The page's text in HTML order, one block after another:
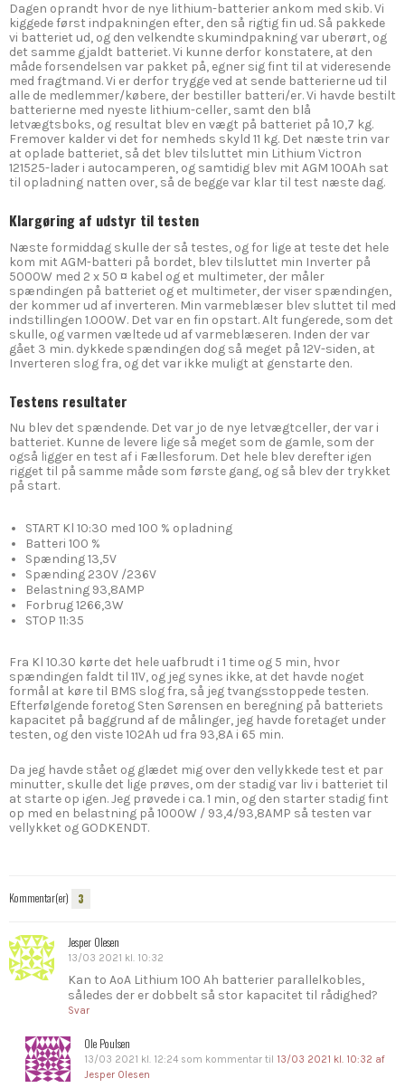
Dagen oprandt hvor de nye lithium-batterier ankom med skib. Vi
kiggede først indpakningen efter, den så rigtig fin ud. Så pakkede
vi batteriet ud, og den velkendte skumindpakning var uberørt, og
det samme gjaldt batteriet. Vi kunne derfor konstatere, at den
måde forsendelsen var pakket på, egner sig fint til at videresende
med fragtmand. Vi er derfor trygge ved at sende batterierne ud til
alle de medlemmer/købere, der bestiller batteri/er. Vi havde bestilt
batterierne med nyeste lithium-celler, samt den blå
letvægtsboks, og resultat blev en vægt på batteriet på 10,7 kg.
Fremover kalder vi det for nemheds skyld 11 kg. Det næste trin var
at oplade batteriet, så det blev tilsluttet min Lithium Victron
121525-lader i autocamperen, og samtidig blev mit AGM 100Ah sat
til opladning natten over, så de begge var klar til test næste dag.
Klargøring af udstyr til testen
Næste formiddag skulle der så testes, og for lige at teste det hele
kom mit AGM-batteri på bordet, blev tilsluttet min Inverter på
5000W med 2 x 50 ¤ kabel og et multimeter, der måler
spændingen på batteriet og et multimeter, der viser spændingen,
der kommer ud af inverteren. Min varmeblæser blev sluttet til med
indstillingen 1.000W. Det var en fin opstart. Alt fungerede, som det
skulle, og varmen væltede ud af varmeblæseren. Inden der var
gået 3 min. dykkede spændingen dog så meget på 12V-siden, at
Inverteren slog fra, og det var ikke muligt at genstarte den.
Testens resultater
Nu blev det spændende. Det var jo de nye letvægtceller, der var i
batteriet. Kunne de levere lige så meget som de gamle, som der
også ligger en test af i Fællesforum. Det hele blev derefter igen
rigget til på samme måde som første gang, og så blev der trykket
på start.
START Kl 10:30 med 100 % opladning
Batteri 100 %
Spænding 13,5V
Spænding 230V /236V
Belastning 93,8AMP
Forbrug 1266,3W
STOP 11:35
Fra Kl 10.30 kørte det hele uafbrudt i 1 time og 5 min, hvor
spændingen faldt til 11V, og jeg synes ikke, at det havde noget
formål at køre til BMS slog fra, så jeg tvangsstoppede testen.
Efterfølgende foretog Sten Sørensen en beregning på batteriets
kapacitet på baggrund af de målinger, jeg havde foretaget under
testen, og den viste 102Ah ud fra 93,8A i 65 min.
Da jeg havde stået og glædet mig over den vellykkede test et par
minutter, skulle det lige prøves, om der stadig var liv i batteriet til
at starte op igen. Jeg prøvede i ca. 1 min, og den starter stadig fint
op med en belastning på 1000W / 93,4/93,8AMP så testen var
vellykket og GODKENDT.
Kommentar(er) 3
Jesper Olesen
13/03 2021 kl. 10:32
Kan to AoA Lithium 100 Ah batterier parallelkobles,
således der er dobbelt så stor kapacitet til rådighed?
Svar
Ole Poulsen
13/03 2021 kl. 12:24 som kommentar til 13/03 2021 kl. 10:32 af
Jesper Olesen